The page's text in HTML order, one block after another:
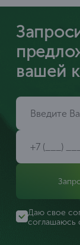
вашей
Даю свое
соглашаюсь